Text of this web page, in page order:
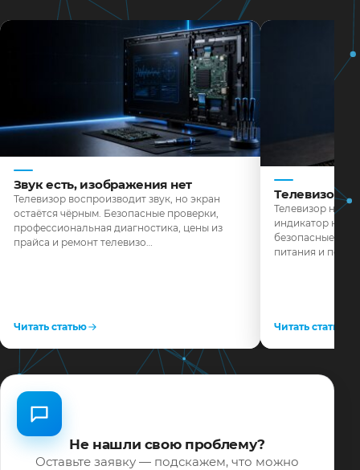
Звук есть, изображения нет
Телевизор воспроизводит звук, но экран
остаётся чёрным. Безопасные проверки,
профессиональная диагностика, цены из
прайса и ремонт телевизо…
Читать статью
Телевизор
Телевизор не
индикатор не
безопасные
питания и
Читать статью
Не нашли свою проблему?
Оставьте заявку — подскажем, что можно